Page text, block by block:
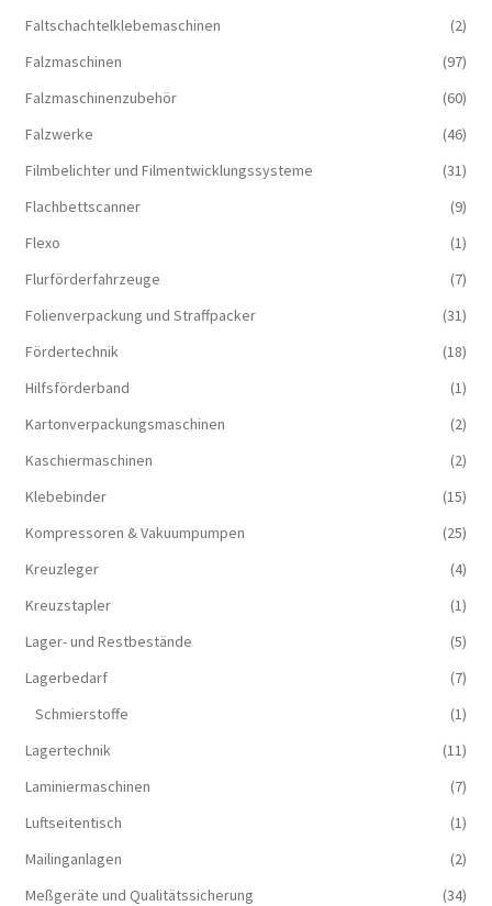
Faltschachtelklebemaschinen
(2)
Falzmaschinen
(97)
Falzmaschinenzubehör
(60)
Falzwerke
(46)
Filmbelichter und Filmentwicklungssysteme
(31)
Flachbettscanner
(9)
Flexo
(1)
Flurförderfahrzeuge
(7)
Folienverpackung und Straffpacker
(31)
Fördertechnik
(18)
Hilfsförderband
(1)
Kartonverpackungsmaschinen
(2)
Kaschiermaschinen
(2)
Klebebinder
(15)
Kompressoren & Vakuum­pumpen
(25)
Kreuzleger
(4)
Kreuzstapler
(1)
Lager- und Restbestände
(5)
Lagerbedarf
(7)
Schmierstoffe
(1)
Lagertechnik
(11)
Laminiermaschinen
(7)
Luftseitentisch
(1)
Mailinganlagen
(2)
Meßgeräte und Qualitätssicherung
(34)